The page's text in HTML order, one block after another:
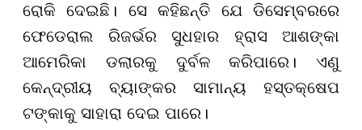
ରୋକି ଦେଇଛି। ସେ କହିଛନ୍ତି ଯେ ଡିସେମ୍ବରରେ
ଫେଡେରାଲ ରିଜର୍ଭର ସୁଧହାର ହ୍ରାସ ଆଶଙ୍କା
ଆମେରିକା ଡଲାରକୁ ଦୁର୍ବଳ କରିପାରେ। ଏଣୁ
କେନ୍ଦ୍ରୀୟ ବ୍ୟାଙ୍କର ସାମାନ୍ୟ ହସ୍ତକ୍ଷେପ
ଟଙ୍କାକୁ ସାହାରା ଦେଇ ପାରେ।